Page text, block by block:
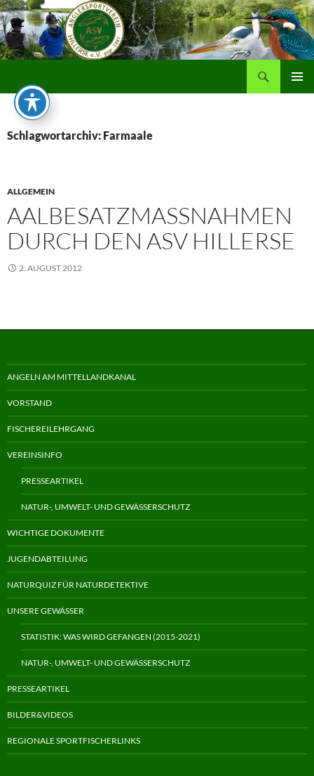
Zum
Inhalt
springen
Schlagwortarchiv: Farmaale
ALLGEMEIN
AALBESATZMASSNAHMEN D
URCH DEN ASV HILLERSE
2. AUGUST 2012
ANGELN AM MITTELLANDKANAL
VORSTAND
FISCHEREILEHRGANG
VEREINSINFO
PRESSEARTIKEL
NATUR-, UMWELT- UND GEWÄSSERSCHUTZ
WICHTIGE DOKUMENTE
JUGENDABTEILUNG
NATURQUIZ FÜR NATURDETEKTIVE
UNSERE GEWÄSSER
STATISTIK: WAS WIRD GEFANGEN (2015-2021)
NATUR-, UMWELT- UND GEWÄSSERSCHUTZ
PRESSEARTIKEL
BILDER&VIDEOS
REGIONALE SPORTFISCHERLINKS